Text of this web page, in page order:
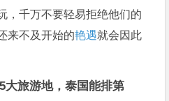
，千万不要轻易拒绝他们的
来不及开始的艳遇就会因此